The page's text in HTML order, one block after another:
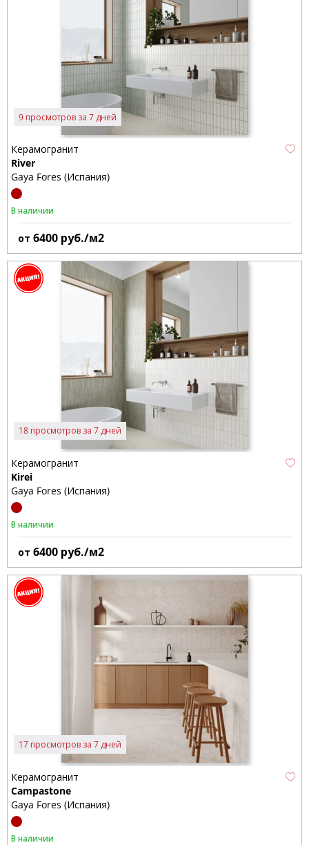
9 просмотров за 7 дней
Керамогранит
River
Gaya Fores (Испания)
В наличии
от 6400 руб./м2
18 просмотров за 7 дней
Керамогранит
Kirei
Gaya Fores (Испания)
В наличии
от 6400 руб./м2
17 просмотров за 7 дней
Керамогранит
Campastone
Gaya Fores (Испания)
В наличии